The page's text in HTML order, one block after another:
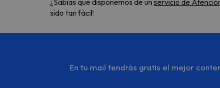
sido tan fácil!
En tu mail tendrás gratis el mejor